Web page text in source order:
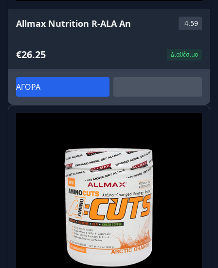
Allmax Nutrition R-ALA An 4.59
€26.25 Διαθέσιμο
ΑΓΟΡΑ